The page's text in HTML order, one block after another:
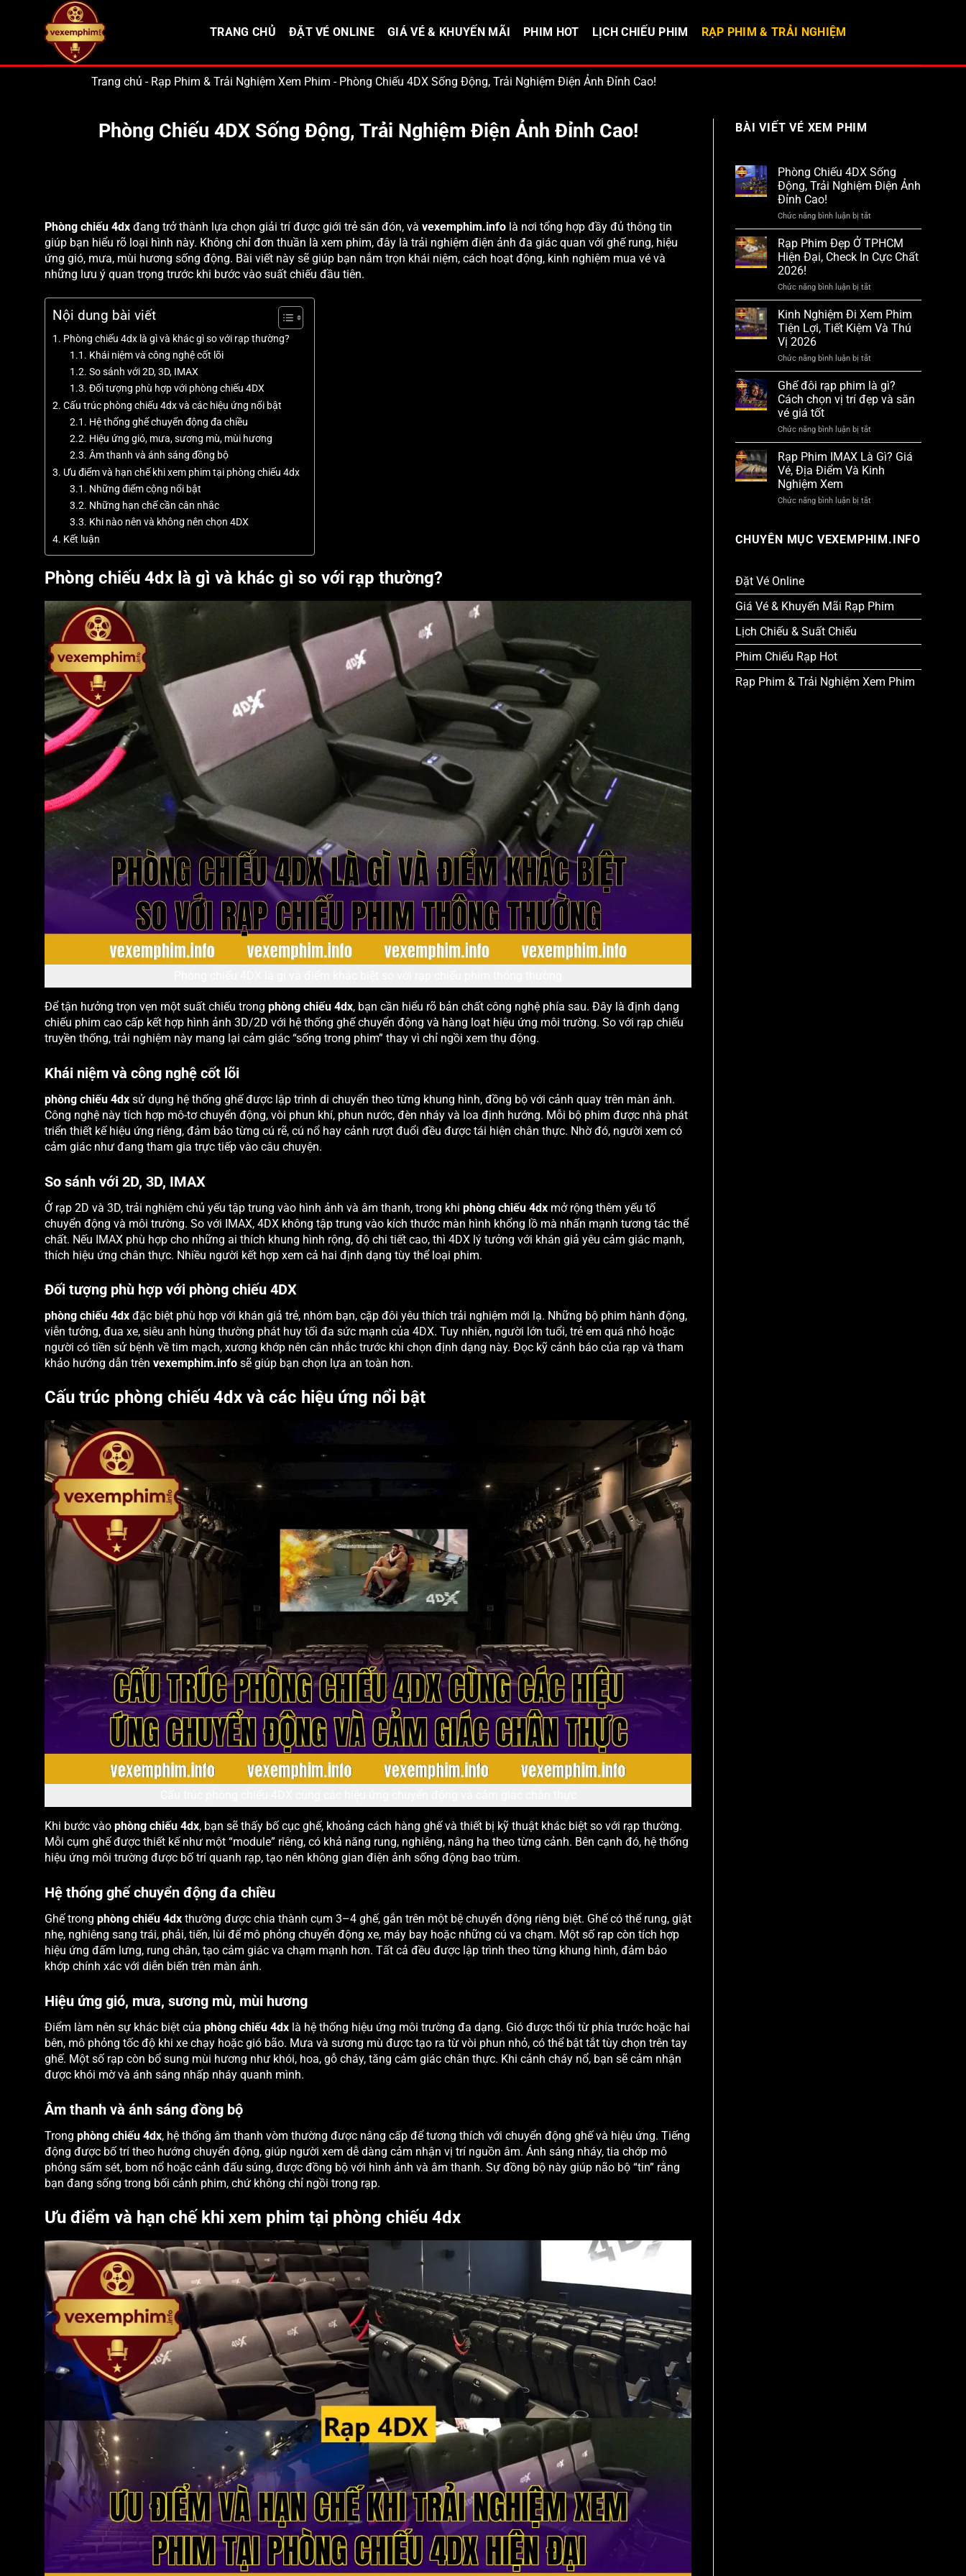
dung
TRANG CHỦ ĐẶT VÉ ONLINE GIÁ VÉ & KHUYẾN MÃI PHIM HOT LỊCH CHIẾU PHIM RẠP PHIM & TRẢI NGHIỆM
Trang chủ - Rạp Phim & Trải Nghiệm Xem Phim - Phòng Chiếu 4DX Sống Động, Trải Nghiệm Điện Ảnh Đỉnh Cao!
Phòng Chiếu 4DX Sống Động, Trải Nghiệm Điện Ảnh Đỉnh Cao!
Phòng chiếu 4dx đang trở thành lựa chọn giải trí được giới trẻ săn đón, và vexemphim.info là nơi tổng hợp đầy đủ thông tin
giúp bạn hiểu rõ loại hình này. Không chỉ đơn thuần là xem phim, đây là trải nghiệm điện ảnh đa giác quan với ghế rung, hiệu
ứng gió, mưa, mùi hương sống động. Bài viết này sẽ giúp bạn nắm trọn khái niệm, cách hoạt động, kinh nghiệm mua vé và
những lưu ý quan trọng trước khi bước vào suất chiếu đầu tiên.
Nội dung bài viết
Phòng chiếu 4dx là gì và khác gì so với rạp thường?
Khái niệm và công nghệ cốt lõi
So sánh với 2D, 3D, IMAX
Đối tượng phù hợp với phòng chiếu 4DX
Cấu trúc phòng chiếu 4dx và các hiệu ứng nổi bật
Hệ thống ghế chuyển động đa chiều
Hiệu ứng gió, mưa, sương mù, mùi hương
Âm thanh và ánh sáng đồng bộ
Ưu điểm và hạn chế khi xem phim tại phòng chiếu 4dx
Những điểm cộng nổi bật
Những hạn chế cần cân nhắc
Khi nào nên và không nên chọn 4DX
Kết luận
Phòng chiếu 4dx là gì và khác gì so với rạp thường?
Để tận hưởng trọn vẹn một suất chiếu trong phòng chiếu 4dx, bạn cần hiểu rõ bản chất công nghệ phía sau. Đây là định dạng
chiếu phim cao cấp kết hợp hình ảnh 3D/2D với hệ thống ghế chuyển động và hàng loạt hiệu ứng môi trường. So với rạp chiếu
truyền thống, trải nghiệm này mang lại cảm giác “sống trong phim” thay vì chỉ ngồi xem thụ động.
Khái niệm và công nghệ cốt lõi
phòng chiếu 4dx sử dụng hệ thống ghế được lập trình di chuyển theo từng khung hình, đồng bộ với cảnh quay trên màn ảnh.
Công nghệ này tích hợp mô-tơ chuyển động, vòi phun khí, phun nước, đèn nháy và loa định hướng. Mỗi bộ phim được nhà phát
triển thiết kế hiệu ứng riêng, đảm bảo từng cú rẽ, cú nổ hay cảnh rượt đuổi đều được tái hiện chân thực. Nhờ đó, người xem có
cảm giác như đang tham gia trực tiếp vào câu chuyện.
So sánh với 2D, 3D, IMAX
Ở rạp 2D và 3D, trải nghiệm chủ yếu tập trung vào hình ảnh và âm thanh, trong khi phòng chiếu 4dx mở rộng thêm yếu tố
chuyển động và môi trường. So với IMAX, 4DX không tập trung vào kích thước màn hình khổng lồ mà nhấn mạnh tương tác thể
chất. Nếu IMAX phù hợp cho những ai thích khung hình rộng, độ chi tiết cao, thì 4DX lý tưởng với khán giả yêu cảm giác mạnh,
thích hiệu ứng chân thực. Nhiều người kết hợp xem cả hai định dạng tùy thể loại phim.
Đối tượng phù hợp với phòng chiếu 4DX
phòng chiếu 4dx đặc biệt phù hợp với khán giả trẻ, nhóm bạn, cặp đôi yêu thích trải nghiệm mới lạ. Những bộ phim hành động,
viễn tưởng, đua xe, siêu anh hùng thường phát huy tối đa sức mạnh của 4DX. Tuy nhiên, người lớn tuổi, trẻ em quá nhỏ hoặc
người có tiền sử bệnh về tim mạch, xương khớp nên cân nhắc trước khi chọn định dạng này. Đọc kỹ cảnh báo của rạp và tham
khảo hướng dẫn trên vexemphim.info sẽ giúp bạn chọn lựa an toàn hơn.
Cấu trúc phòng chiếu 4dx và các hiệu ứng nổi bật
Khi bước vào phòng chiếu 4dx, bạn sẽ thấy bố cục ghế, khoảng cách hàng ghế và thiết bị kỹ thuật khác biệt so với rạp thường.
Mỗi cụm ghế được thiết kế như một “module” riêng, có khả năng rung, nghiêng, nâng hạ theo từng cảnh. Bên cạnh đó, hệ thống
hiệu ứng môi trường được bố trí quanh rạp, tạo nên không gian điện ảnh sống động bao trùm.
Hệ thống ghế chuyển động đa chiều
Ghế trong phòng chiếu 4dx thường được chia thành cụm 3–4 ghế, gắn trên một bệ chuyển động riêng biệt. Ghế có thể rung, giật
nhẹ, nghiêng sang trái, phải, tiến, lùi để mô phỏng chuyển động xe, máy bay hoặc những cú va chạm. Một số rạp còn tích hợp
hiệu ứng đấm lưng, rung chân, tạo cảm giác va chạm mạnh hơn. Tất cả đều được lập trình theo từng khung hình, đảm bảo
khớp chính xác với diễn biến trên màn ảnh.
Hiệu ứng gió, mưa, sương mù, mùi hương
Điểm làm nên sự khác biệt của phòng chiếu 4dx là hệ thống hiệu ứng môi trường đa dạng. Gió được thổi từ phía trước hoặc hai
bên, mô phỏng tốc độ khi xe chạy hoặc gió bão. Mưa và sương mù được tạo ra từ vòi phun nhỏ, có thể bật tắt tùy chọn trên tay
ghế. Một số rạp còn bổ sung mùi hương như khói, hoa, gỗ cháy, tăng cảm giác chân thực. Khi cảnh cháy nổ, bạn sẽ cảm nhận
được khói mờ và ánh sáng nhấp nháy quanh mình.
Âm thanh và ánh sáng đồng bộ
Trong phòng chiếu 4dx, hệ thống âm thanh vòm thường được nâng cấp để tương thích với chuyển động ghế và hiệu ứng. Tiếng
động được bố trí theo hướng chuyển động, giúp người xem dễ dàng cảm nhận vị trí nguồn âm. Ánh sáng nháy, tia chớp mô
phỏng sấm sét, bom nổ hoặc cảnh đấu súng, được đồng bộ với hình ảnh và âm thanh. Sự đồng bộ này giúp não bộ “tin” rằng
bạn đang sống trong bối cảnh phim, chứ không chỉ ngồi trong rạp.
Ưu điểm và hạn chế khi xem phim tại phòng chiếu 4dx
BÀI VIẾT VÉ XEM PHIM
Phòng Chiếu 4DX Sống
Động, Trải Nghiệm Điện Ảnh
Đỉnh Cao!
Chức năng bình luận bị tắt
Chiếu
4DX
Sống
Điện
Ảnh
Đỉnh
Cao!
Rạp Phim Đẹp Ở TPHCM
Hiện Đại, Check In Cực Chất
2026!
Chức năng bình luận bị tắt
Phim
Đẹp
Ở
Check
In
Cực
Chất
Kinh Nghiệm Đi Xem Phim
Tiện Lợi, Tiết Kiệm Và Thú
Vị 2026
Chức năng bình luận bị tắt
Nghiệm
Đi
Xem
Tiết
Kiệm
Và
Thú
Ghế đôi rạp phim là gì?
Cách chọn vị trí đẹp và săn
vé giá tốt
Chức năng bình luận bị tắt
đôi
rạp
phim
trí
tốt
Rạp Phim IMAX Là Gì? Giá
Vé, Địa Điểm Và Kinh
Nghiệm Xem
Chức năng bình luận bị tắt
Là
Điểm
Và
Kinh
CHUYÊN MỤC VEXEMPHIM.INFO
Đặt Vé Online
Giá Vé & Khuyến Mãi Rạp Phim
Lịch Chiếu & Suất Chiếu
Phim Chiếu Rạp Hot
Rạp Phim & Trải Nghiệm Xem Phim